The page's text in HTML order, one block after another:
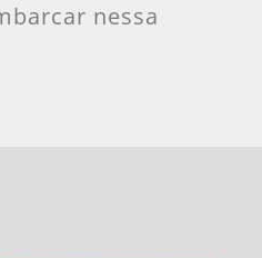
nessa